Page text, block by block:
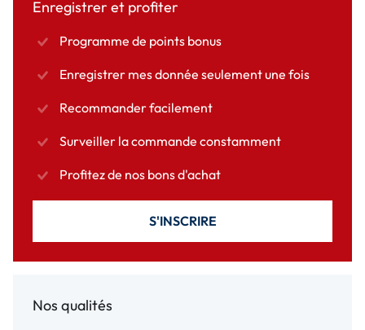
Enregistrer et profiter
Programme de points bonus
Enregistrer mes donnée seulement une fois
Recommander facilement
Surveiller la commande constamment
Profitez de nos bons d'achat
S'INSCRIRE
Nos qualités